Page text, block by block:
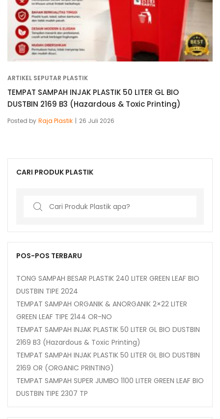
ARTIKEL SEPUTAR PLASTIK
TEMPAT SAMPAH INJAK PLASTIK 50 LITER GL BIO
DUSTBIN 2169 B3 (Hazardous & Toxic Printing)
Posted by Raja Plastik 26 Juli 2026
CARI PRODUK PLASTIK
Search
POS-POS TERBARU
TONG SAMPAH BESAR PLASTIK 240 LITER GREEN LEAF BIO
DUSTBIN TIPE 2024
TEMPAT SAMPAH ORGANIK & ANORGANIK 2×22 LITER
GREEN LEAF TIPE 2144 OR-NO
TEMPAT SAMPAH INJAK PLASTIK 50 LITER GL BIO DUSTBIN
2169 B3 (Hazardous & Toxic Printing)
TEMPAT SAMPAH INJAK PLASTIK 50 LITER GL BIO DUSTBIN
2169 OR (ORGANIC PRINTING)
TEMPAT SAMPAH SUPER JUMBO 1100 LITER GREEN LEAF BIO
DUSTBIN TIPE 2307 TP